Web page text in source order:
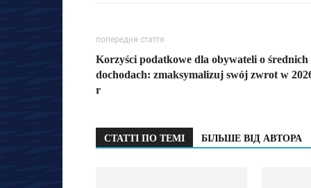
попередня стаття
Korzyści podatkowe dla obywateli o średnich
dochodach: zmaksymalizuj swój zwrot w
r
СТАТТІ ПО ТЕМІ БІЛЬШЕ ВІД АВТОРА